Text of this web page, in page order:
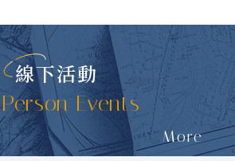
線下活動
Events
More